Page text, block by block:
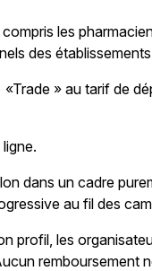
les
des
» au tarif de
dans un cadre
au fil des
profil, les
remboursement